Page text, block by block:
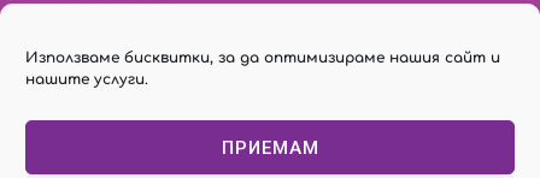
Използваме бисквитки, за да оптимизираме нашия сайт и
нашите услуги.
ПРИЕМАМ
02/ 931 03 18
Билети: 02/ 955 74 78
София, бул. “Янко Сакъзов” № 30